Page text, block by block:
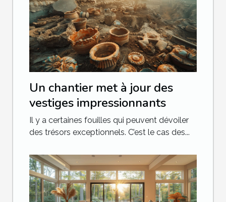
Un chantier met à jour des
vestiges impressionnants
Il y a certaines fouilles qui peuvent dévoiler
des trésors exceptionnels. C’est le cas des...